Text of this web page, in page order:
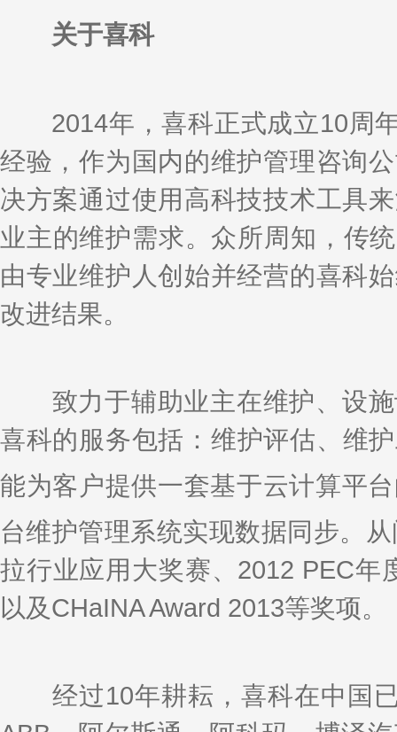
关于喜科
2014年，喜科正式成立10周年
经验，作为国内的维护管理咨询
决方案通过使用高科技技术工具
业主的维护需求。众所周知，传
由专业维护人创始并经营的喜科
改进结果。
致力于辅助业主在维护、设施
喜科的服务包括：维护评估、维
能为客户提供一套基于云计算平
台维护管理系统实现数据同步。
拉行业应用大奖赛、2012 PEC年
以及CHaINA Award 2013等奖项。
经过10年耕耘，喜科在中国已